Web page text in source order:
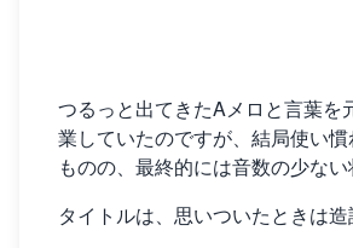
つるっと出てきたAメロと言葉
業していたのですが、結局使い
ものの、最終的には音数の少な
タイトルは、思いついたときは